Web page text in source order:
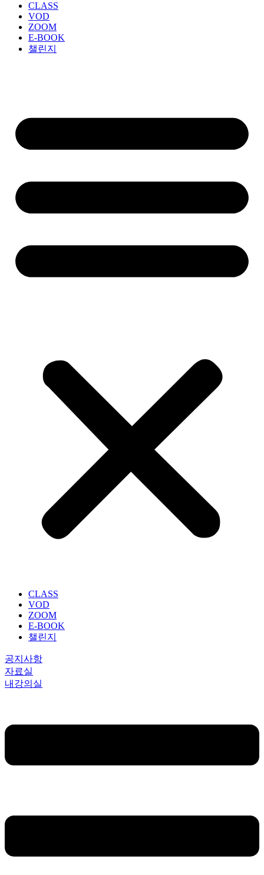
CLASS
VOD
ZOOM
E-BOOK
챌린지
CLASS
VOD
ZOOM
E-BOOK
챌린지
공지사항
자료실
내강의실